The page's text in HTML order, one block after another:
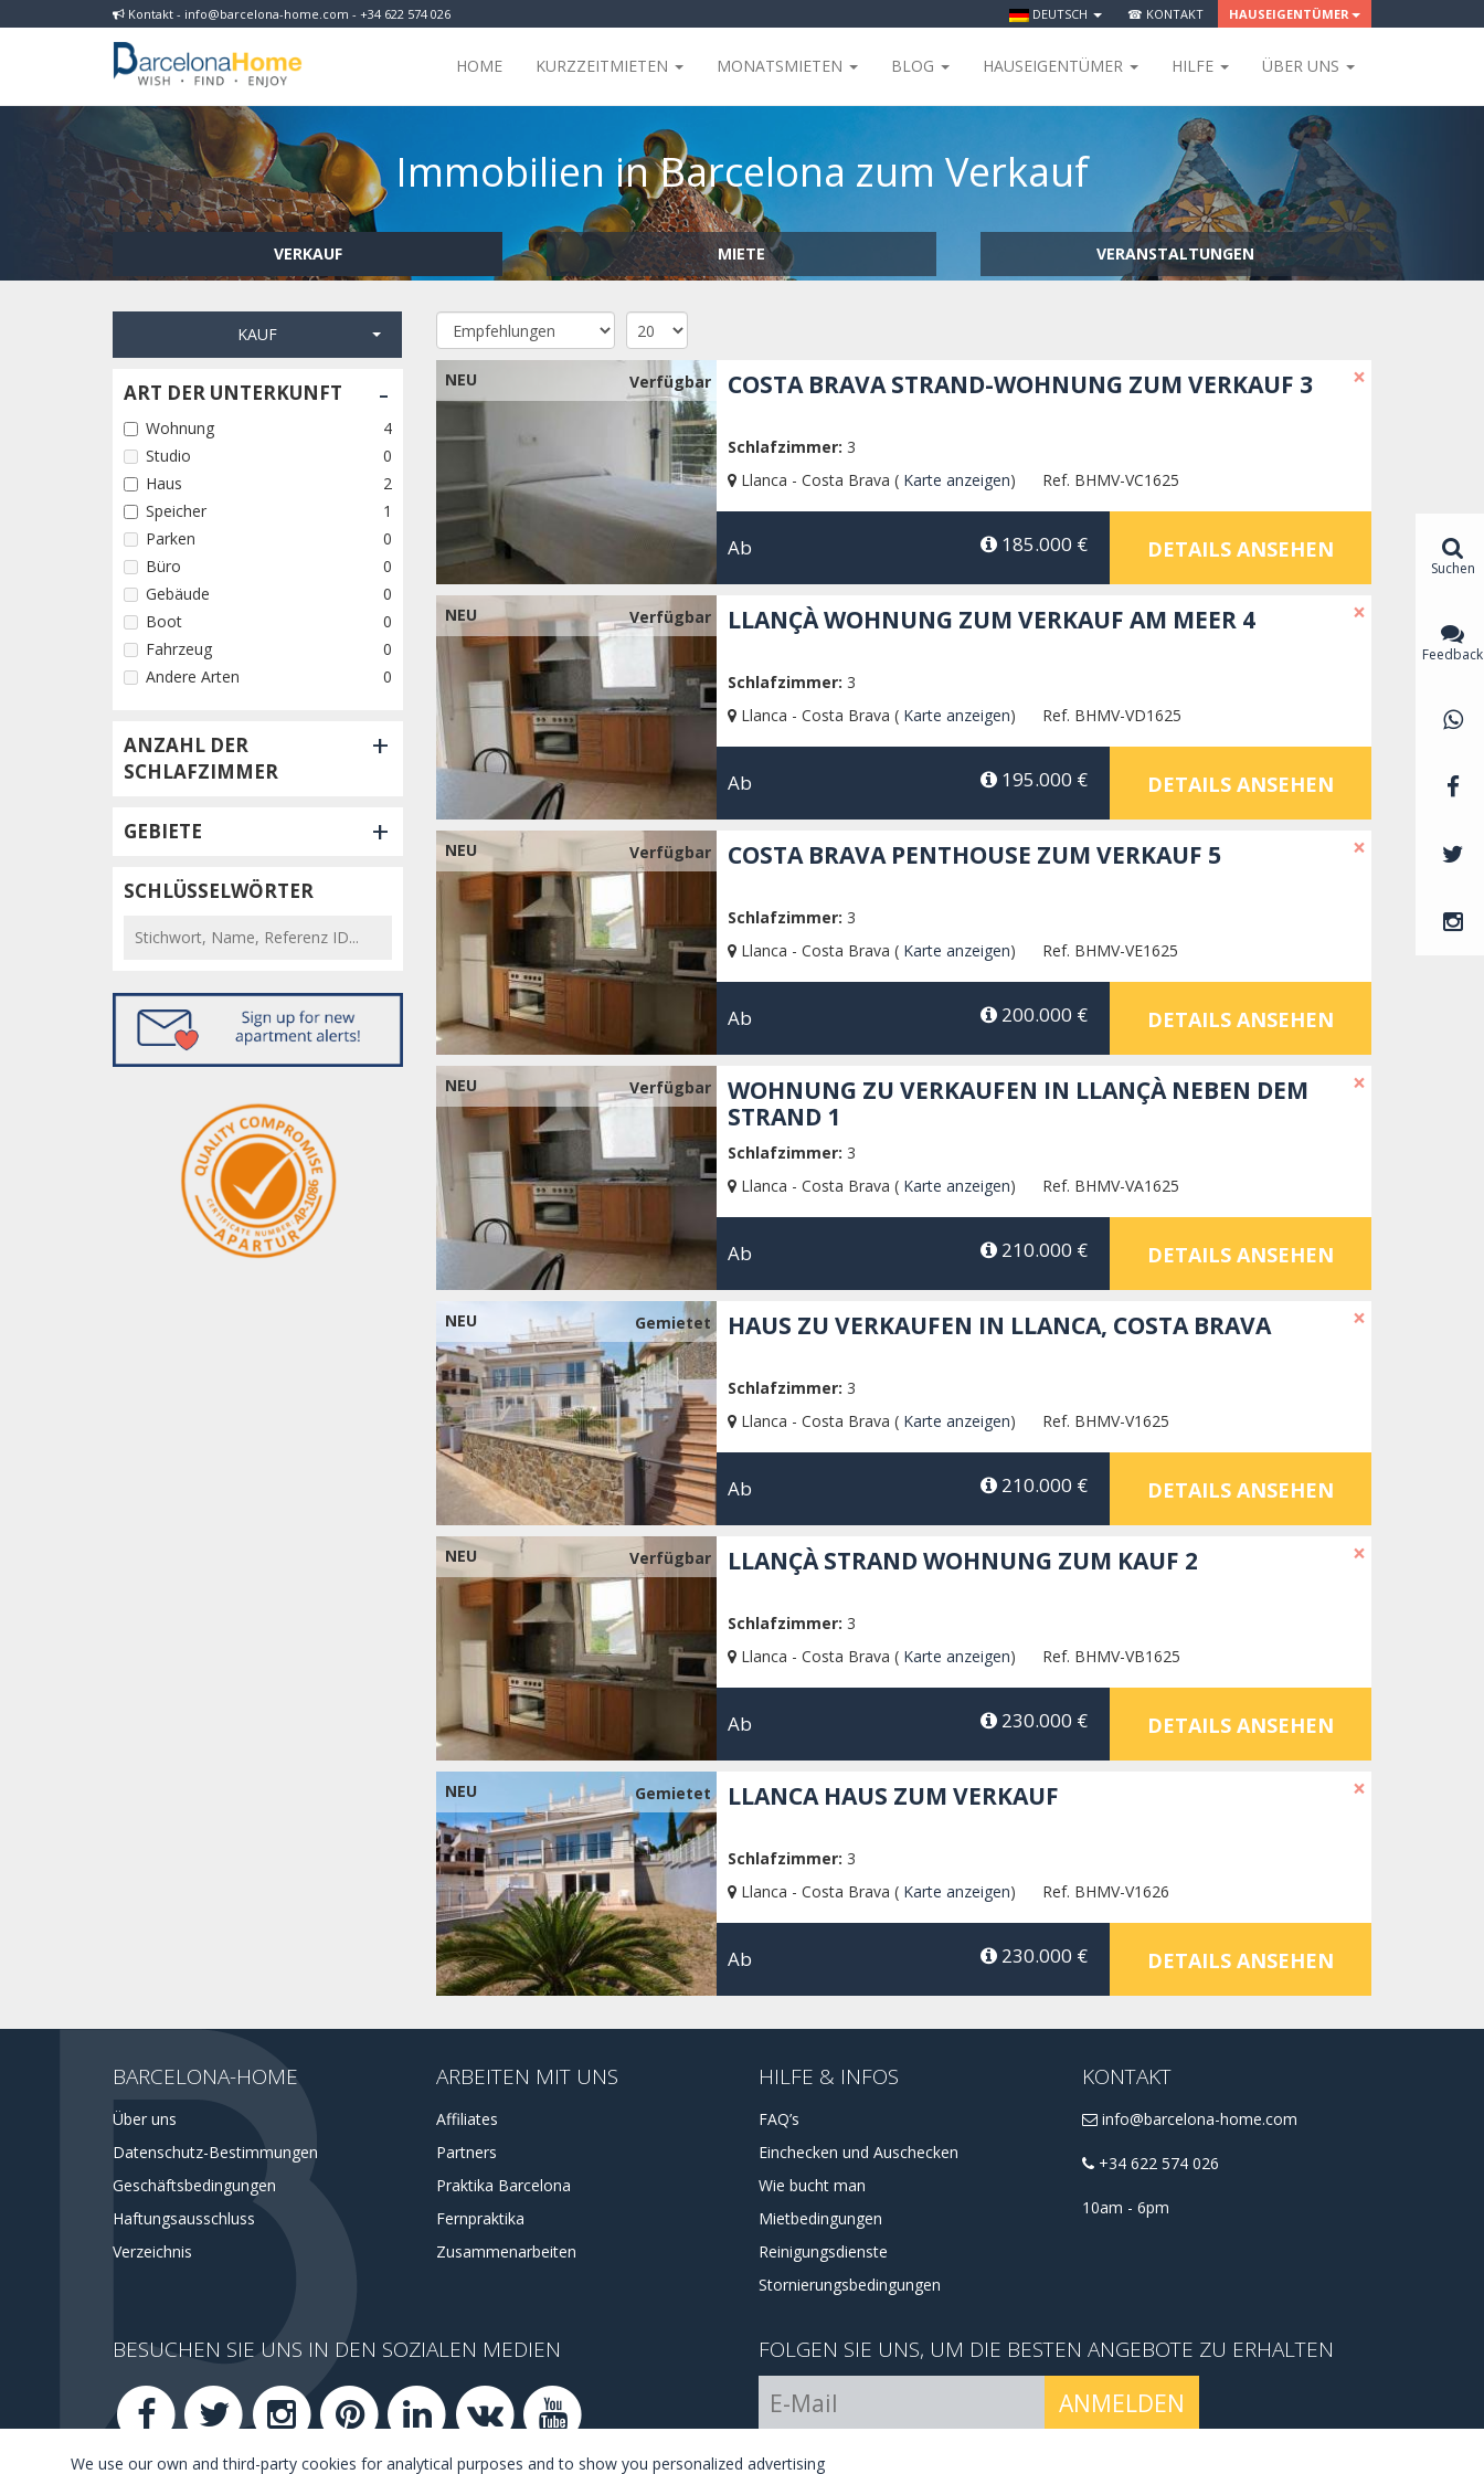
Kontakt - info@barcelona-home.com - +34 622 574 026 DEUTSCH ☎ KONTAKT HAUSEIGENTÜMER
HOME KURZZEITMIETEN MONATSMIETEN BLOG HAUSEIGENTÜMER HILFE ÜBER UNS
Immobilien in Barcelona zum Verkauf
VERKAUF MIETE VERANSTALTUNGEN
KAUF
ART DER UNTERKUNFT -
Wohnung
4
Studio
0
Haus
2
Speicher
1
Parken
0
Büro
0
Gebäude
0
Boot
0
Fahrzeug
0
Andere Arten
0
ANZAHL DER
SCHLAFZIMMER
+
GEBIETE +
SCHLÜSSELWÖRTER
NEU Verfügbar ×
COSTA BRAVA STRAND-WOHNUNG ZUM VERKAUF 3
Schlafzimmer: 3
Llanca - Costa Brava ( Karte anzeigen) Ref. BHMV-VC1625
Ab 185.000 € DETAILS ANSEHEN
NEU Verfügbar ×
LLANÇÀ WOHNUNG ZUM VERKAUF AM MEER 4
Schlafzimmer: 3
Llanca - Costa Brava ( Karte anzeigen) Ref. BHMV-VD1625
Ab 195.000 € DETAILS ANSEHEN
NEU Verfügbar ×
COSTA BRAVA PENTHOUSE ZUM VERKAUF 5
Schlafzimmer: 3
Llanca - Costa Brava ( Karte anzeigen) Ref. BHMV-VE1625
Ab 200.000 € DETAILS ANSEHEN
NEU Verfügbar ×
WOHNUNG ZU VERKAUFEN IN LLANÇÀ NEBEN DEM
STRAND 1
Schlafzimmer: 3
Llanca - Costa Brava ( Karte anzeigen) Ref. BHMV-VA1625
Ab 210.000 € DETAILS ANSEHEN
NEU Gemietet ×
HAUS ZU VERKAUFEN IN LLANCA, COSTA BRAVA
Schlafzimmer: 3
Llanca - Costa Brava ( Karte anzeigen) Ref. BHMV-V1625
Ab 210.000 € DETAILS ANSEHEN
NEU Verfügbar ×
LLANÇÀ STRAND WOHNUNG ZUM KAUF 2
Schlafzimmer: 3
Llanca - Costa Brava ( Karte anzeigen) Ref. BHMV-VB1625
Ab 230.000 € DETAILS ANSEHEN
NEU Gemietet ×
LLANCA HAUS ZUM VERKAUF
Schlafzimmer: 3
Llanca - Costa Brava ( Karte anzeigen) Ref. BHMV-V1626
Ab 230.000 € DETAILS ANSEHEN
BARCELONA-HOME
Über uns
Datenschutz-Bestimmungen
Geschäftsbedingungen
Haftungsausschluss
Verzeichnis
ARBEITEN MIT UNS
Affiliates
Partners
Praktika Barcelona
Fernpraktika
Zusammenarbeiten
HILFE & INFOS
FAQ’s
Einchecken und Auschecken
Wie bucht man
Mietbedingungen
Reinigungsdienste
Stornierungsbedingungen
KONTAKT
info@barcelona-home.com
+34 622 574 026
10am - 6pm
BESUCHEN SIE UNS IN DEN SOZIALEN MEDIEN FOLGEN SIE UNS, UM DIE BESTEN ANGEBOTE ZU ERHALTEN
ANMELDEN
Suchen
Feedback
We use our own and third-party cookies for analytical purposes and to show you personalized advertising